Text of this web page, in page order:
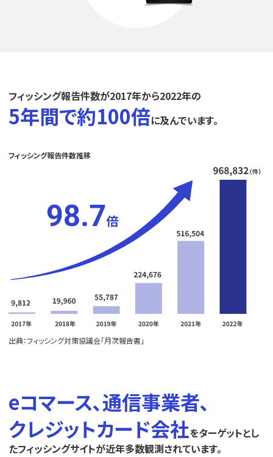
フィッシング報告件数が2017年から2022年の
5年間で約100倍に及んでいます。
フィッシング報告件数推移
出典：フィッシング対策協議会「月次報告書」
eコマース､通信事業者､
クレジットカード会社をターゲットとし
たフィッシングサイトが近年多数観測されています。